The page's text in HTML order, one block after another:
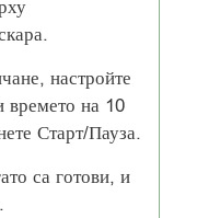
настройте
времето на 10
Старт/Пауза.
са готови, и